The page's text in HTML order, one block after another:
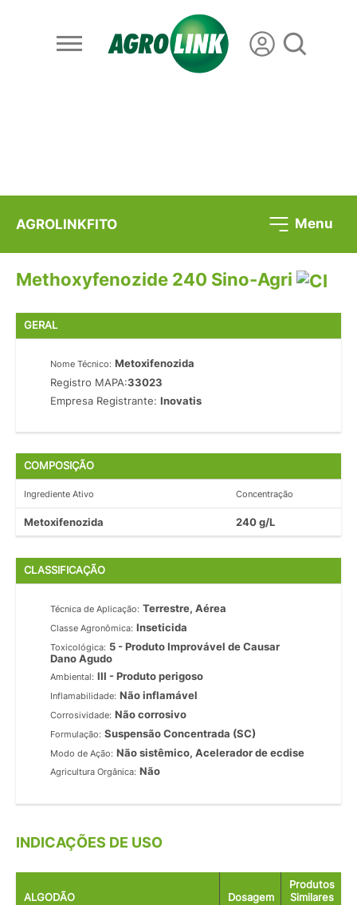
AGROLINKFITO Menu
Methoxyfenozide 240 Sino-Agri
GERAL
Nome Técnico: Metoxifenozida
Registro MAPA:33023
Empresa Registrante:Inovatis
COMPOSIÇÃO
Ingrediente Ativo Concentração
Metoxifenozida 240 g/L
CLASSIFICAÇÃO
Técnica de Aplicação: Terrestre, Aérea
Classe Agronômica: Inseticida
Toxicológica: 5 - Produto Improvável de Causar
Dano Agudo
Ambiental: III - Produto perigoso
Inflamabilidade: Não inflamável
Corrosividade: Não corrosivo
Formulação: Suspensão Concentrada (SC)
Modo de Ação: Não sistêmico, Acelerador de ecdise
Agricultura Orgânica: Não
INDICAÇÕES DE USO
ALGODÃO Dosagem
Produtos
Similares